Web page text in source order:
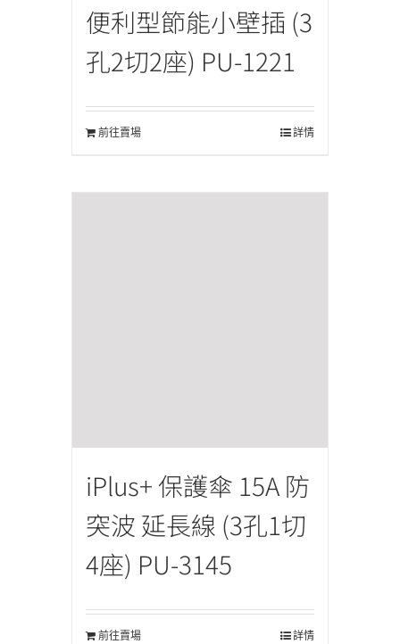
便利型節能小壁插 (3
孔2切2座) PU-1221
前往賣場 詳情
iPlus+ 保護傘 15A 防
突波 延長線 (3孔1切
4座) PU-3145
前往賣場 詳情